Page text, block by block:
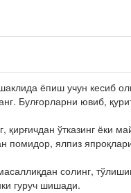
ёпиш учун кесиб
Булғорларни ювиб,
ўтказинг ёки
помидор, ялпиз
солинг,
гуруч шишади.